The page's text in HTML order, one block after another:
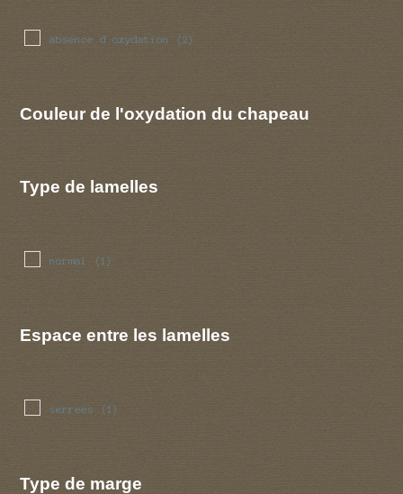
absence d oxydation (2)
Couleur de l'oxydation du chapeau
Type de lamelles
normal (1)
Espace entre les lamelles
serrees (1)
Type de marge